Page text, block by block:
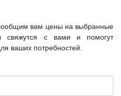
вам цены на выбранные
свяжутся с вами и помогут
ваших потребностей.